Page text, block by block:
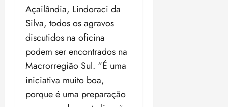
Açailândia, Lindoraci da
Silva, todos os agravos
discutidos na oficina
podem ser encontrados na
Macrorregião Sul. “É uma
iniciativa muito boa,
porque é uma preparação